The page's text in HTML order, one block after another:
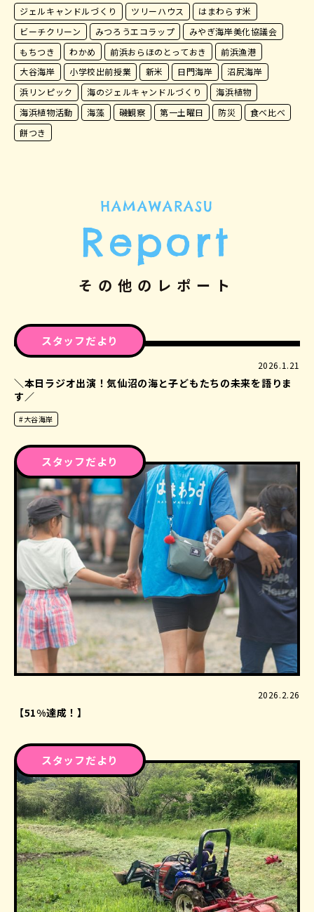
ジェルキャンドルづくり ツリーハウス
はまわらす米
ビーチクリーン
みつろうエコラップ
みやぎ海岸美化協議会
もちつき
わかめ 前浜おらほのとっておき
前浜漁港
大谷海岸
小学校出前授業 新米 日門海岸
沼尻海岸
浜リンピック
海のジェルキャンドルづくり
海浜植物
海浜植物活動
海藻 磯観察 第一土曜日 防災
食べ比べ
餅つき
HAMAWARASU
Report
その他のレポート
スタッフだより
2026.1.21
＼本日ラジオ出演！気仙沼の海と子どもたちの未来を語りま
す／
#大谷海岸
スタッフだより
2026.2.26
【51%達成！】
スタッフだより